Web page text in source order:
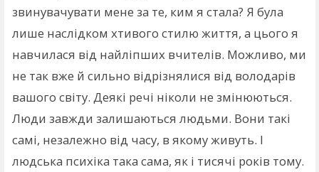
звинувачувати мене за те, ким я стала? Я була
лише наслідком хтивого стилю життя, а цього я
навчилася від найліпших вчителів. Можливо, ми
не так вже й сильно відрізнялися від володарів
вашого світу. Деякі речі ніколи не змінюються.
Люди завжди залишаються людьми. Вони такі
самі, незалежно від часу, в якому живуть. І
людська психіка така сама, як і тисячі років тому.